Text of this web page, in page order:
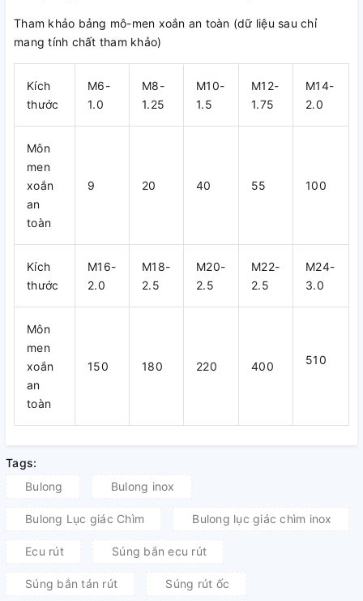
Tham khảo bảng mô-men xoắn an toàn (dữ liệu sau chỉ
mang tính chất tham khảo)
Kích
thước
M6-
1.0
M8-
1.25
M10-
1.5
M12-
1.75
M14-
2.0
Môn
men
xoắn
an
toàn
9 20 40 55 100
Kích
thước
M16-
2.0
M18-
2.5
M20-
2.5
M22-
2.5
M24-
3.0
Môn
men
xoắn
an
toàn
150 180 220 400 510
Tags:
Bulong
Bulong inox
Bulong Lục giác Chìm Bulong lục giác chìm inox
Ecu rút Súng bắn ecu rút
Súng bắn tán rút Súng rút ốc